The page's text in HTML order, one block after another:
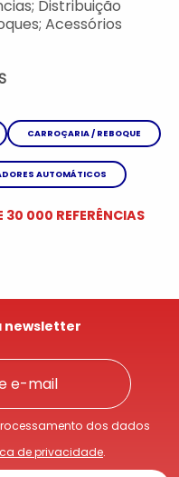
Distribuição
Acessórios
CARROÇARIA / REBOQUE
AUTOMÁTICOS
30 000 REFERÊNCIAS
newsletter
dos dados
de privacidade.